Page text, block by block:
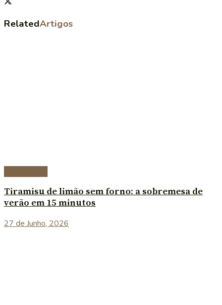
RelatedArtigos
Tiramisu de limão sem forno: a sobremesa de
verão em 15 minutos
27 de Junho, 2026